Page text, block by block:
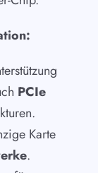
PCIe
Karte
.